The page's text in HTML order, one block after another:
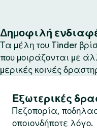
Δημοφιλή
Τα μέλη του Tinder
που μοιράζονται με
μερικές κοινές
Εξωτερικές
Πεζοπορία,
οποιονδήποτε λόγο.